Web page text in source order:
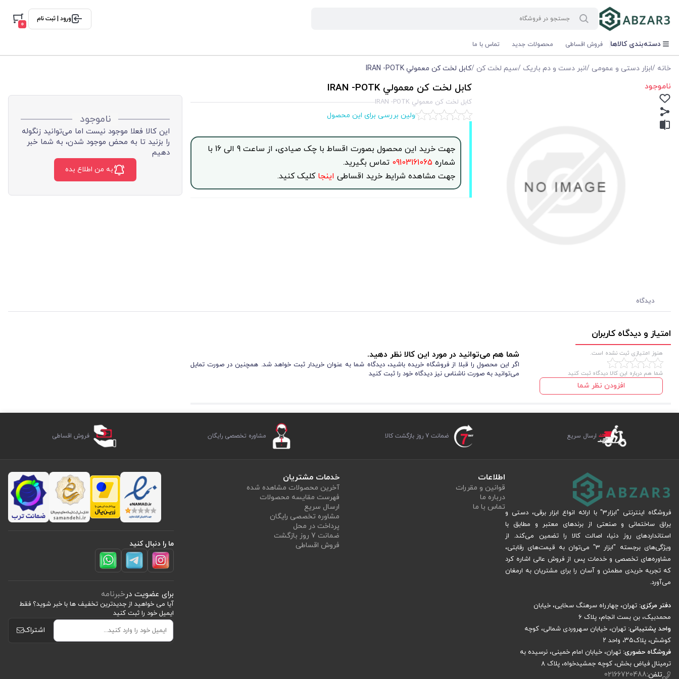
ورود | ثبت نام
0
دسته‌بندی کالاها فروش اقساطی محصولات جدید تماس با ما
خانه /ابزار دستی و عمومی /انبر دست و دم باریک /سیم لخت کن /كابل لخت كن معمولي IRAN -POTK
ناموجود كابل لخت كن معمولي IRAN -POTK
كابل لخت كن معمولي IRAN -POTK
اولین بررسی برای این محصول
جهت خرید این محصول بصورت اقساط با چک صیادی، از ساعت 9 الی 16 با
شماره 09103161065 تماس بگیرید.
جهت مشاهده شرایط خرید اقساطی اینجاکلیک کنید.
ناموجود
این کالا فعلا موجود نیست اما می‌توانید زنگوله
را بزنید تا به محض موجود شدن، به شما خبر
دهیم
به من اطلاع بده
دیدگاه
امتیاز و دیدگاه کاربران
هنوز امتیازی ثبت نشده است.
شما هم درباره این کالا دیدگاه ثبت کنید
افزودن نظر شما
شما هم می‌توانید در مورد این کالا نظر دهید.
اگر این محصول را قبلا از فروشگاه خریده باشید، دیدگاه شما به عنوان خریدار ثبت خواهد شد. همچنین در صورت تمایل
می‌توانید به صورت ناشناس نیز دیدگاه خود را ثبت کنید
ارسال سریع ضمانت 7 روز بازگشت کالا مشاوره تخصصی رایگان فروش اقساطی
فروشگاه اینترنتی "ابزار3" با ارائه انواع ابزار برقی، دستی و
یراق ساختمانی و صنعتی از برندهای معتبر و مطابق با
استانداردهای روز دنیا، اصالت کالا را تضمین می‌کند. از
ویژگی‌های برجسته "ابزار 3" می‌توان به قیمت‌های رقابتی،
مشاوره‌های تخصصی و خدمات پس از فروش عالی اشاره کرد
که تجربه خریدی مطمئن و آسان را برای مشتریان به ارمغان
می‌آورد.
دفتر مرکزی: تهران، چهارراه سرهنگ سخایی، خیابان
محمدبیک، بن بست انجام، پلاک 6
واحد پشتیبانی: تهران، خیابان سهروردی شمالی، کوچه
کوشش، پلاک۳۵، واحد ۲
فروشگاه حضوری: تهران، خیابان امام خمینی، نرسیده به
ترمینال فیاض بخش، کوچه جمشیدخواه، پلاک ۸
تلفن:02166720488
اطلاعات
قوانین و مقررات
درباره ما
تماس با ما
خدمات مشتریان
آخرین محصولات مشاهده شده
فهرست مقایسه محصولات
ارسال سریع
مشاوره تخصصی رایگان
پرداخت در محل
ضمانت 7 روز بازگشت
فروش اقساطی
ما را دنبال کنید
برای عضویت درخبرنامه
آیا می خواهید از جدید‌ترین تخفیف‌ ها با‌ خبر شوید؟ فقط
ایمیل خود را ثبت کنید
اشتراک